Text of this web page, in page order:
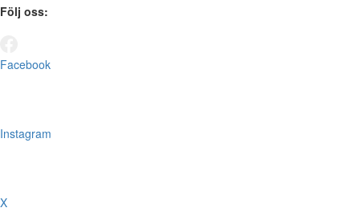
Följ oss:
Facebook
Instagram
X